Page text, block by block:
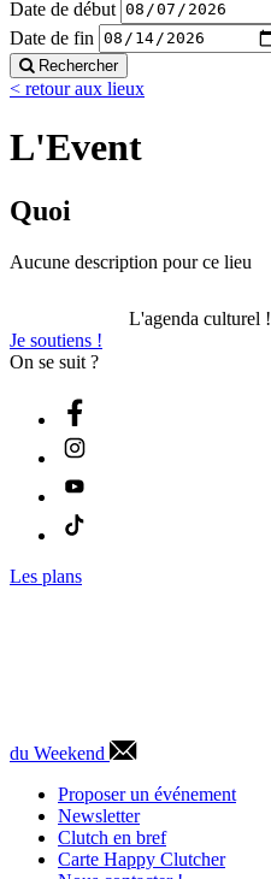
Date de début
Date de fin
Rechercher
< retour aux lieux
L'Event
Quoi
Aucune description pour ce lieu
L'agenda culturel !
Je soutiens !
On se suit ?
Les plans
du Weekend
Proposer un événement
Newsletter
Clutch en bref
Carte Happy Clutcher